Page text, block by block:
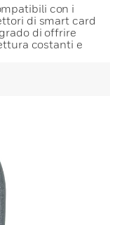
con i
di smart card
di offrire
costanti e